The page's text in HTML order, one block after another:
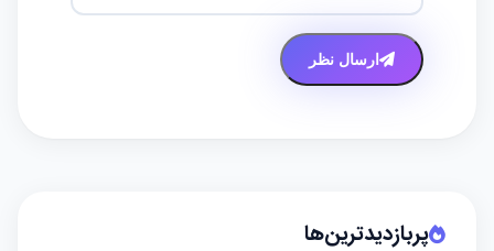
ارسال نظر
پربازدیدترین‌ها